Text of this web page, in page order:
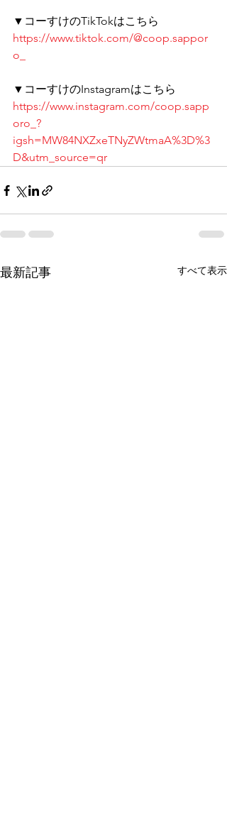
▼コーすけのTikTokはこちら
https://www.tiktok.com/@coop.sappor
o_
▼コーすけのInstagramはこちら
https://www.instagram.com/coop.sapp
oro_?
igsh=MW84NXZxeTNyZWtmaA%3D%3
D&utm_source=qr
最新記事 すべて表示